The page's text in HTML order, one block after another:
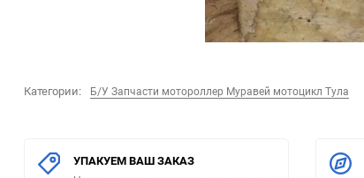
Категории: Б/У Запчасти мотороллер Муравей мотоцикл Тула
УПАКУЕМ ВАШ ЗАКАЗ